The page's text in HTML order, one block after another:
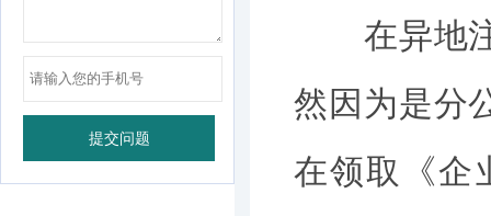
在异地注
然因为是分
在领取《企